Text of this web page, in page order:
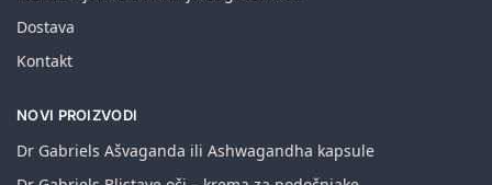
Dostava
Kontakt
NOVI PROIZVODI
Dr Gabriels Ašvaganda ili Ashwagandha kapsule